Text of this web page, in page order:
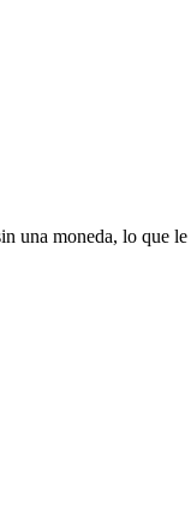
una moneda, lo que